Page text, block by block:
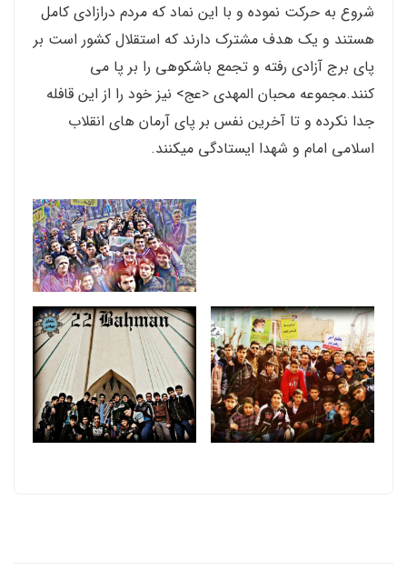
شروع به حرکت نموده و با این نماد که مردم درازادی کامل
هستند و یک هدف مشترک دارند که استقلال کشور است بر
پای برج آزادی رفته و تجمع باشکوهی را بر پا می
کنند.مجموعه محبان المهدی <عج> نیز خود را از این قافله
جدا نکرده و تا آخرین نفس بر پای آرمان های انقلاب
اسلامی امام و شهدا ایستادگی میکنند.